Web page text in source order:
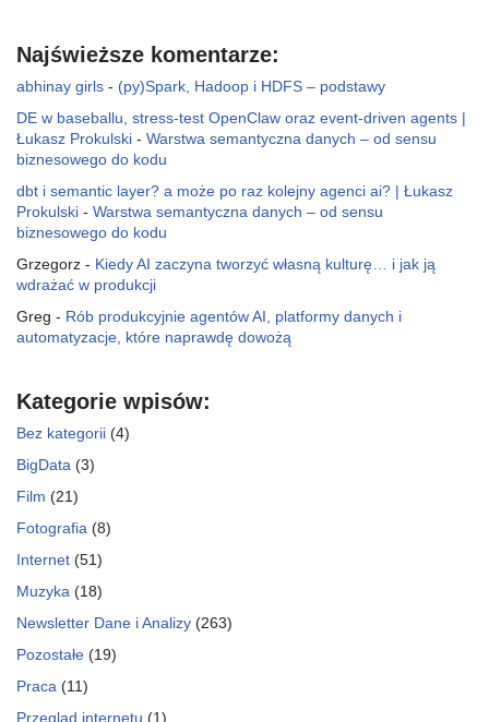
Najświeższe komentarze:
abhinay girls - (py)Spark, Hadoop i HDFS – podstawy
DE w baseballu, stress-test OpenClaw oraz event-driven agents |
Łukasz Prokulski - Warstwa semantyczna danych – od sensu
biznesowego do kodu
dbt i semantic layer? a może po raz kolejny agenci ai? | Łukasz
Prokulski - Warstwa semantyczna danych – od sensu
biznesowego do kodu
Grzegorz - Kiedy AI zaczyna tworzyć własną kulturę… i jak ją
wdrażać w produkcji
Greg - Rób produkcyjnie agentów AI, platformy danych i
automatyzacje, które naprawdę dowożą
Kategorie wpisów:
Bez kategorii (4)
BigData (3)
Film (21)
Fotografia (8)
Internet (51)
Muzyka (18)
Newsletter Dane i Analizy (263)
Pozostałe (19)
Praca (11)
Przegląd internetu (1)